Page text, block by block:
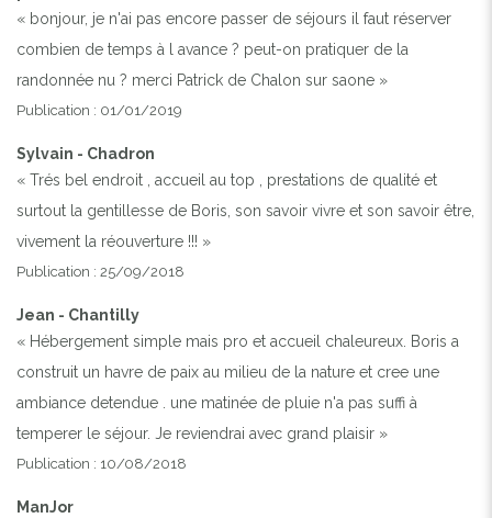
« bonjour, je n'ai pas encore passer de séjours il faut réserver
combien de temps à l avance ? peut-on pratiquer de la
randonnée nu ? merci Patrick de Chalon sur saone »
Publication : 01/01/2019
Sylvain - Chadron
« Trés bel endroit , accueil au top , prestations de qualité et
surtout la gentillesse de Boris, son savoir vivre et son savoir être,
vivement la réouverture !!! »
Publication : 25/09/2018
Jean - Chantilly
« Hébergement simple mais pro et accueil chaleureux. Boris a
construit un havre de paix au milieu de la nature et cree une
ambiance detendue . une matinée de pluie n'a pas suffi à
temperer le séjour. Je reviendrai avec grand plaisir »
Publication : 10/08/2018
ManJor